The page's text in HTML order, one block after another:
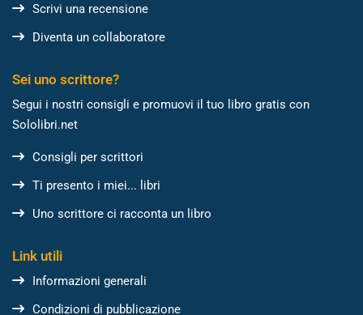
Scrivi una recensione
Diventa un collaboratore
Sei uno scrittore?
Segui i nostri consigli e promuovi il tuo libro gratis con
Sololibri.net
Consigli per scrittori
Ti presento i miei... libri
Uno scrittore ci racconta un libro
Link utili
Informazioni generali
Condizioni di pubblicazione